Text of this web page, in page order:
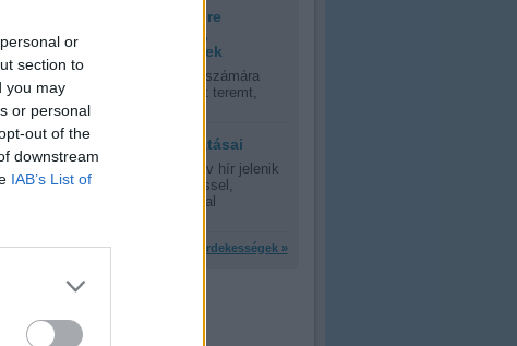
or
section to
you may
or personal
out of the
downstream
IAB’s List of
Tanácsok hőség esetére
várandós anyukáknak,
kisgyermekes szülőknek
A nyári kánikula mindenki számára
olyan időjárási környezetet teremt,
vagy szubtrópusi,...
A napfény jótékony hatásai
Oly sok riasztás és negatív hír jelenik
meg manapság a napsütéssel,
napfénnyel, UV-sugrázással
További érdekességek »